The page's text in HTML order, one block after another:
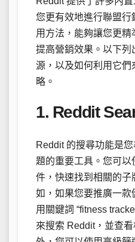
您更有效地進行聯盟
用方法，能夠讓您更
提高營銷效果。以下列
源，以及如何利用它們
略。
1. Reddit
Reddit 的搜尋功能是
題的重要工具。您可以
件，快速找到相關的子
如，如果您要推廣一
用關鍵詞 “fitness
來搜索 Reddit，並查